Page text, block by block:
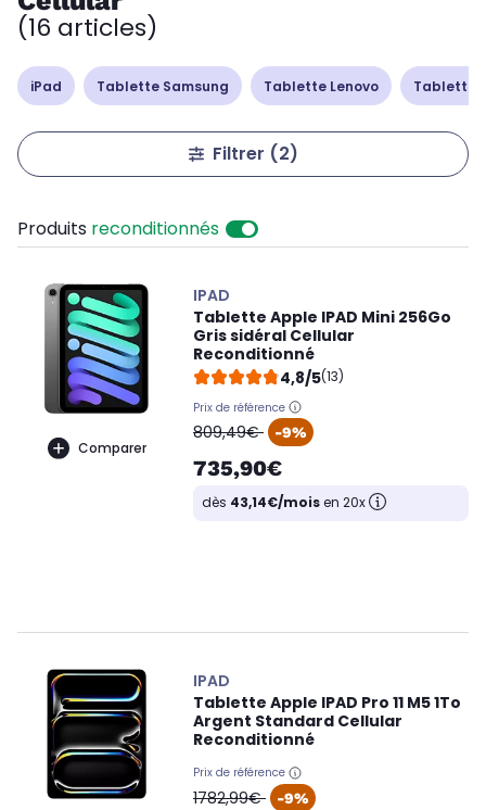
(16 articles)
iPad Tablette Samsung Tablette Lenovo Tablette
Filtrer (2)
Produits reconditionnés
Comparer
IPAD
Tablette Apple IPAD Mini 256Go
Gris sidéral Cellular
Reconditionné
4,8/5(13)
Prix de référence
oldPrice
809,49€ -9%
735,90€
dès 43,14€/moisen 20x
IPAD
Tablette Apple IPAD Pro 11 M5 1To
Argent Standard Cellular
Reconditionné
Prix de référence
oldPrice
1782,99€ -9%